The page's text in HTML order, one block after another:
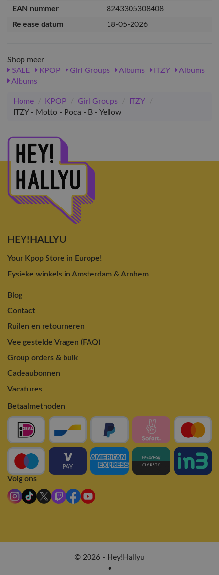
EAN nummer
8243305308408
Release datum
18-05-2026
Shop meer
SALE
KPOP Girl Groups Albums ITZY
Albums
Albums
Home / KPOP / Girl Groups / ITZY
/
ITZY - Motto - Poca - B - Yellow
HEY!HALLYU
Your Kpop Store in Europe!
Fysieke winkels in Amsterdam & Arnhem
Blog
Contact
Ruilen en retourneren
Veelgestelde Vragen (FAQ)
Group orders & bulk
Cadeaubonnen
Vacatures
Betaalmethoden
Volg ons
© 2026 - Hey!Hallyu
•